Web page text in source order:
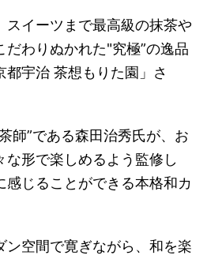
スイーツまで最高級の抹茶や
だわりぬかれた"究極”の逸品
都宇治 茶想もりた園」さ
師”である森田治秀氏が、お
形で楽しめるよう監修し
感じることができる本格和カ
ン空間で寛ぎながら、和を楽